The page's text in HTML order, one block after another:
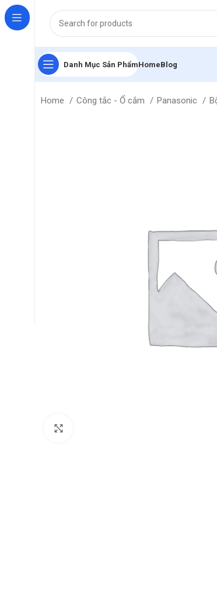
Danh Mục Sản PhẩmHomeBlog
Home Công tắc - Ổ cắm Panasonic